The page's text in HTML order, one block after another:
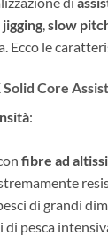
,slow
Ecco le
Core
:
fibre ad
di grandi
di pesca